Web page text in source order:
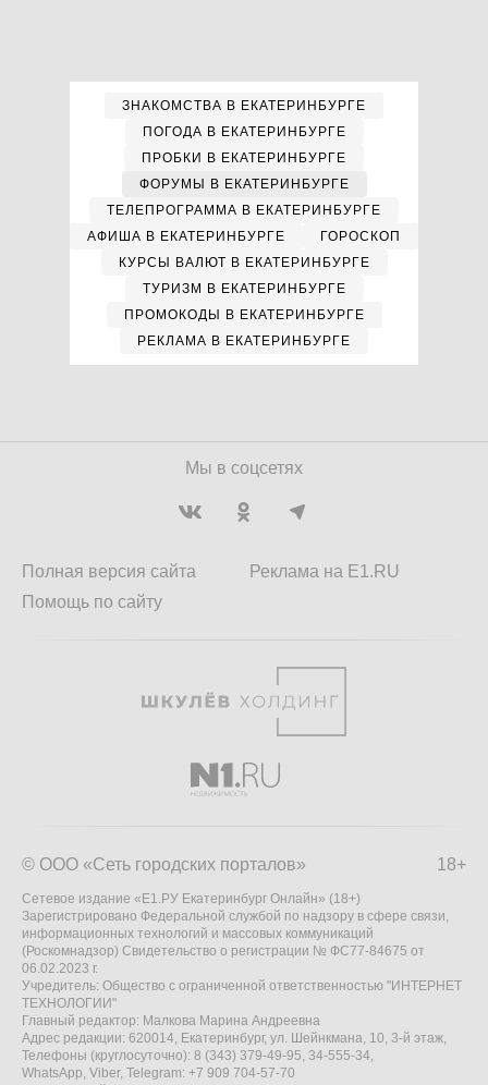
ЗНАКОМСТВА В ЕКАТЕРИНБУРГЕ
ПОГОДА В ЕКАТЕРИНБУРГЕ
ПРОБКИ В ЕКАТЕРИНБУРГЕ
ФОРУМЫ В ЕКАТЕРИНБУРГЕ
ТЕЛЕПРОГРАММА В ЕКАТЕРИНБУРГЕ
АФИША В ЕКАТЕРИНБУРГЕ
ГОРОСКОП
КУРСЫ ВАЛЮТ В ЕКАТЕРИНБУРГЕ
ТУРИЗМ В ЕКАТЕРИНБУРГЕ
ПРОМОКОДЫ В ЕКАТЕРИНБУРГЕ
РЕКЛАМА В ЕКАТЕРИНБУРГЕ
Мы в соцсетях
Полная версия сайта
Помощь по сайту
Реклама на E1.RU
18+
© ООО «Сеть городских порталов»
Сетевое издание «Е1.РУ Екатеринбург Онлайн» (18+)
Зарегистрировано Федеральной службой по надзору в сфере связи,
информационных технологий и массовых коммуникаций
(Роскомнадзор) Свидетельство о регистрации № ФС77-84675 от
06.02.2023 г.
Учредитель: Общество с ограниченной ответственностью "ИНТЕРНЕТ
ТЕХНОЛОГИИ"
Главный редактор: Малкова Марина Андреевна
Адрес редакции: 620014, Екатеринбург, ул. Шейнкмана, 10, 3-й этаж,
Телефоны (круглосуточно): 8 (343) 379-49-95, 34-555-34,
WhatsApp, Viber, Telegram: +7 909 704-57-70